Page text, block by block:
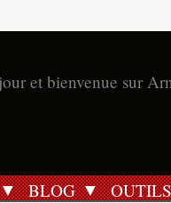
et bienvenue sur
BLOG OUTILS